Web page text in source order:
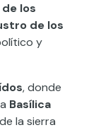
los
de los
y
, donde
Basílica
la sierra